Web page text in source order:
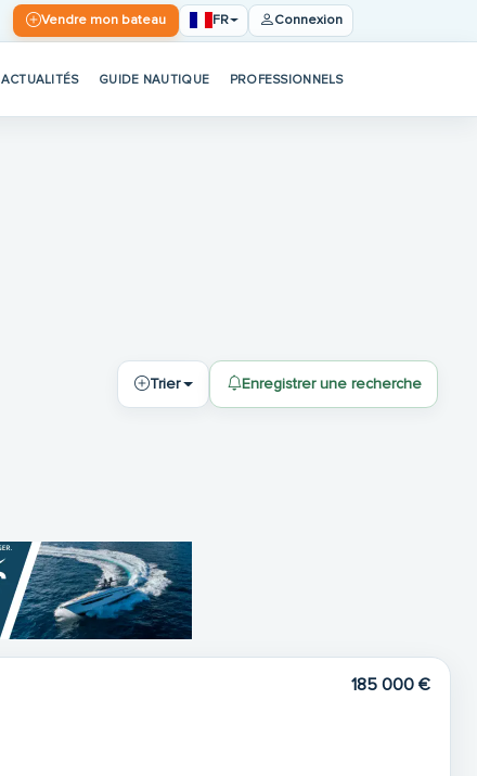
Vendre mon bateau FR Connexion
ACTUALITÉS GUIDE NAUTIQUE PROFESSIONNELS
Trier Enregistrer une recherche
185 000 €